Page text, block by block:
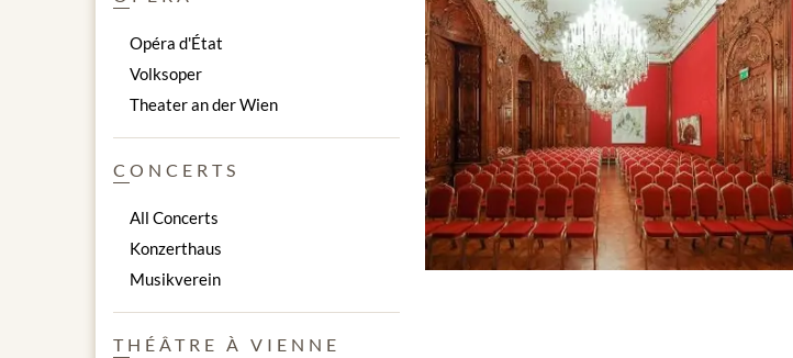
Opéra d'État
Volksoper
Theater an der Wien
CONCERTS
All Concerts
Konzerthaus
Musikverein
THÉÂTRE À VIENNE